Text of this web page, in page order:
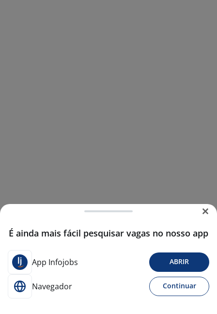
É ainda mais fácil pesquisar vagas no nosso app
App Infojobs ABRIR
Navegador Continuar